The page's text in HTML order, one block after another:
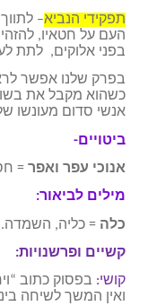
תפקידי הנביא–
העם על חטאיו,
בפני אלוקים, לתת
בפרק שלנו אפשר
כשהוא מקבל את
אנשי סדום מעונשו
ביטויים-
אנוכי עפר ואפר =
מילים לביאור:
כלה = כליה, השמדה.
קשיים ופרשנויות:
קושי: בפסוק כתוב
ואין המשך לשיחה